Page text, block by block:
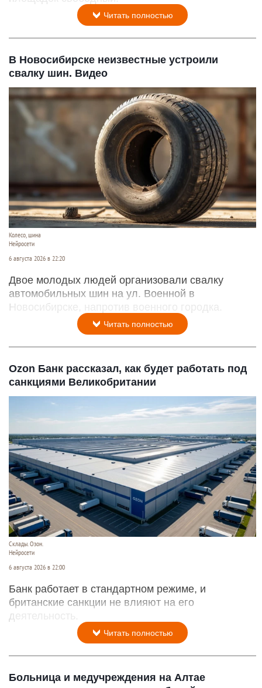
Читать полностью
В Новосибирске неизвестные устроили
свалку шин. Видео
Колесо, шина
Нейросети
6 августа 2026 в 22:20
Двое молодых людей организовали свалку
автомобильных шин на ул. Военной в
Новосибирске, напротив военного городка.
Читать полностью
Ozon Банк рассказал, как будет работать под
санкциями Великобритании
Склады. Озон.
Нейросети
6 августа 2026 в 22:00
Банк работает в стандартном режиме, и
британские санкции не влияют на его
деятельность.
Читать полностью
Больница и медучреждения на Алтае